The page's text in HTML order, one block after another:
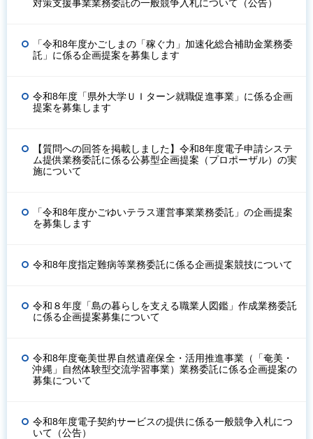
対策支援事業業務委託の一般競争入札について（公告）
「令和8年度かごしまの「稼ぐ力」加速化総合補助金業務委
託」に係る企画提案を募集します
令和8年度「県外大学ＵＩターン就職促進事業」に係る企画
提案を募集します
【質問への回答を掲載しました】令和8年度電子申請システ
ム提供業務委託に係る公募型企画提案（プロポーザル）の実
施について
「令和8年度かごゆいテラス運営事業業務委託」の企画提案
を募集します
令和8年度指定難病等業務委託に係る企画提案競技について
令和８年度「島の暮らしを支える職業人図鑑」作成業務委託
に係る企画提案募集について
令和8年度奄美世界自然遺産保全・活用推進事業（「奄美・
沖縄」自然体験型交流学習事業）業務委託に係る企画提案の
募集について
令和8年度電子契約サービスの提供に係る一般競争入札につ
いて（公告）